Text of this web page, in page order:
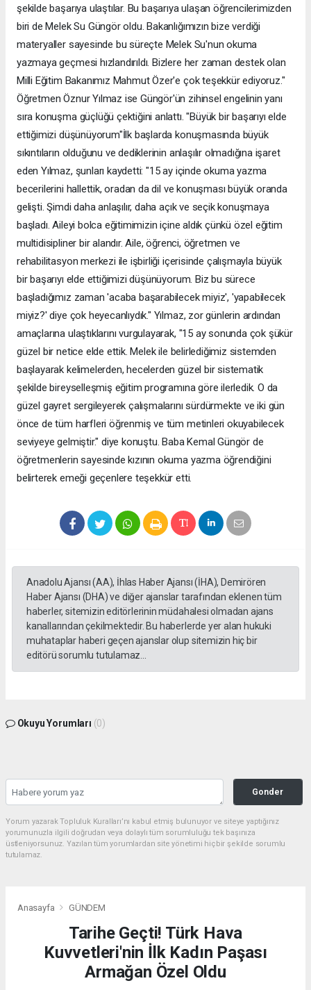
şekilde başarıya ulaştılar. Bu başarıya ulaşan öğrencilerimizden
biri de Melek Su Güngör oldu. Bakanlığımızın bize verdiği
materyaller sayesinde bu süreçte Melek Su'nun okuma
yazmaya geçmesi hızlandırıldı. Bizlere her zaman destek olan
Milli Eğitim Bakanımız Mahmut Özer'e çok teşekkür ediyoruz."
Öğretmen Öznur Yılmaz ise Güngör'ün zihinsel engelinin yanı
sıra konuşma güçlüğü çektiğini anlattı. "Büyük bir başarıyı elde
ettiğimizi düşünüyorum"İlk başlarda konuşmasında büyük
sıkıntıların olduğunu ve dediklerinin anlaşılır olmadığına işaret
eden Yılmaz, şunları kaydetti: "15 ay içinde okuma yazma
becerilerini hallettik, oradan da dil ve konuşması büyük oranda
gelişti. Şimdi daha anlaşılır, daha açık ve seçik konuşmaya
başladı. Aileyi bolca eğitimimizin içine aldık çünkü özel eğitim
multidisipliner bir alandır. Aile, öğrenci, öğretmen ve
rehabilitasyon merkezi ile işbirliği içerisinde çalışmayla büyük
bir başarıyı elde ettiğimizi düşünüyorum. Biz bu sürece
başladığımız zaman 'acaba başarabilecek miyiz', 'yapabilecek
miyiz?' diye çok heyecanlıydık." Yılmaz, zor günlerin ardından
amaçlarına ulaştıklarını vurgulayarak, "15 ay sonunda çok şükür
güzel bir netice elde ettik. Melek ile belirlediğimiz sistemden
başlayarak kelimelerden, hecelerden güzel bir sistematik
şekilde bireyselleşmiş eğitim programına göre ilerledik. O da
güzel gayret sergileyerek çalışmalarını sürdürmekte ve iki gün
önce de tüm harfleri öğrenmiş ve tüm metinleri okuyabilecek
seviyeye gelmiştir." diye konuştu. Baba Kemal Güngör de
öğretmenlerin sayesinde kızının okuma yazma öğrendiğini
belirterek emeği geçenlere teşekkür etti.
Anadolu Ajansı (AA), İhlas Haber Ajansı (İHA), Demirören
Haber Ajansı (DHA) ve diğer ajanslar tarafından eklenen tüm
haberler, sitemizin editörlerinin müdahalesi olmadan ajans
kanallarından çekilmektedir. Bu haberlerde yer alan hukuki
muhataplar haberi geçen ajanslar olup sitemizin hiç bir
editörü sorumlu tutulamaz...
Okuyu Yorumları (0)
Gonder
Yorum yazarak Topluluk Kuralları’nı kabul etmiş bulunuyor ve siteye yaptığınız
yorumunuzla ilgili doğrudan veya dolaylı tüm sorumluluğu tek başınıza
üstleniyorsunuz. Yazılan tüm yorumlardan site yönetimi hiçbir şekilde sorumlu
tutulamaz.
Anasayfa GÜNDEM
Tarihe Geçti! Türk Hava
Kuvvetleri'nin İlk Kadın Paşası
Armağan Özel Oldu